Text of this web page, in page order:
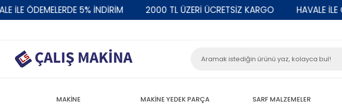
ÖDEMELERDE 5% İNDİRİM 2000 TL ÜZERİ ÜCRETSİZ KARGO HAVALE İLE
MAKİNE MAKİNE YEDEK PARÇA SARF MALZEMELER